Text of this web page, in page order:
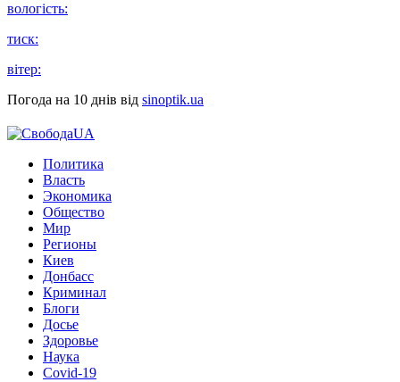
вологість:
тиск:
вітер:
Погода на 10 днів від sinoptik.ua
Политика
Власть
Экономика
Общество
Мир
Регионы
Киев
Донбасс
Криминал
Блоги
Досье
Здоровье
Наука
Covid-19